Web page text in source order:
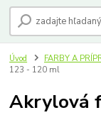
Úvod FARBY A
123 - 120 ml
Akrylová